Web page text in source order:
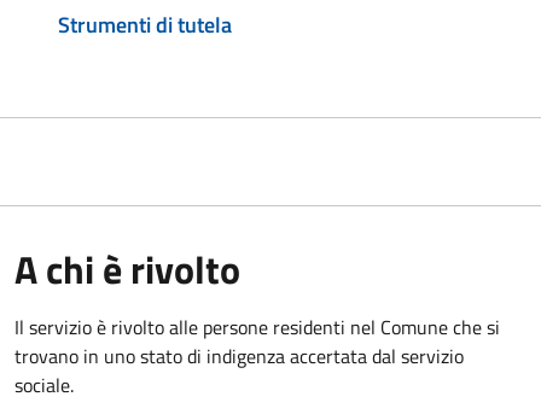
Strumenti di tutela
A chi è rivolto
Il servizio è rivolto alle persone residenti nel Comune che si
trovano in uno stato di indigenza accertata dal servizio
sociale.